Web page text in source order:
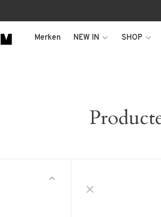
Merken NEW IN SHOP